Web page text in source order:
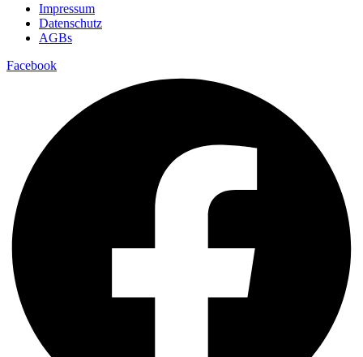
Impressum
Datenschutz
AGBs
Facebook